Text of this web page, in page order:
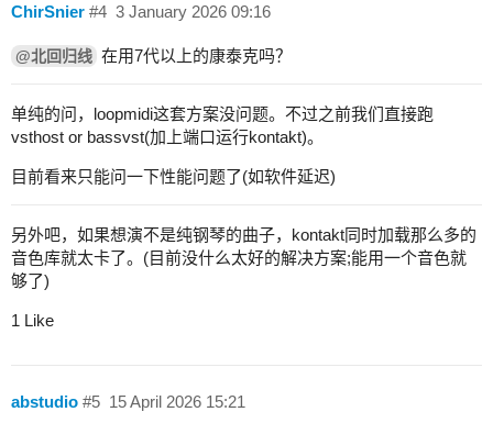
ChirSnier 3 January 2026 09:16
#4
@北回归线 在用7代以上的康泰克吗？
单纯的问，loopmidi这套方案没问题。不过之前我们直接跑
vsthost or bassvst(加上端口运行kontakt)。
目前看来只能问一下性能问题了(如软件延迟)
另外吧，如果想演不是纯钢琴的曲子，kontakt同时加载那么多的
音色库就太卡了。(目前没什么太好的解决方案;能用一个音色就
够了)
1 Like
abstudio 15 April 2026 15:21
#5